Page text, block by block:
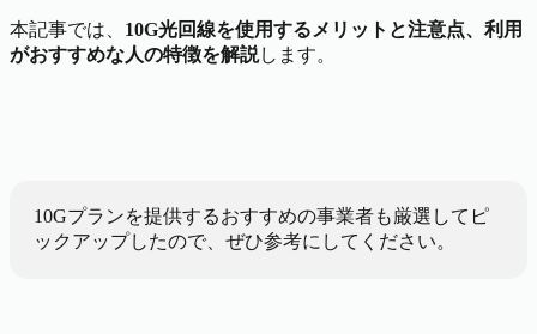
本記事では、 10G光回線を使用するメリットと注意点、利用
がおすすめな人の特徴を解説します。
10Gプランを提供するおすすめの事業者も厳選してピ
ックアップしたので、ぜひ参考にしてください。